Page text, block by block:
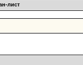
лист